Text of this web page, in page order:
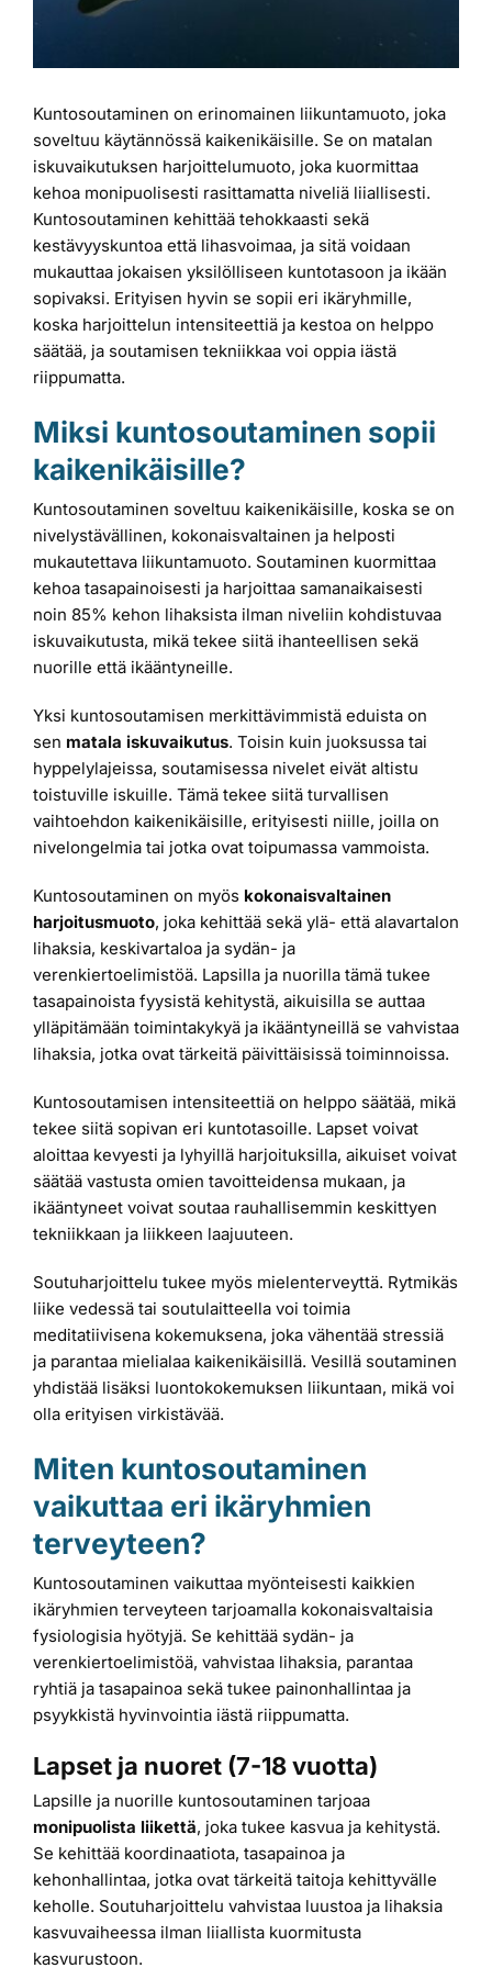
Kuntosoutaminen on erinomainen liikuntamuoto, joka
soveltuu käytännössä kaikenikäisille. Se on matalan
iskuvaikutuksen harjoittelumuoto, joka kuormittaa
kehoa monipuolisesti rasittamatta niveliä liiallisesti.
Kuntosoutaminen kehittää tehokkaasti sekä
kestävyyskuntoa että lihasvoimaa, ja sitä voidaan
mukauttaa jokaisen yksilölliseen kuntotasoon ja ikään
sopivaksi. Erityisen hyvin se sopii eri ikäryhmille,
koska harjoittelun intensiteettiä ja kestoa on helppo
säätää, ja soutamisen tekniikkaa voi oppia iästä
riippumatta.
Miksi kuntosoutaminen sopii
kaikenikäisille?
Kuntosoutaminen soveltuu kaikenikäisille, koska se on
nivelystävällinen, kokonaisvaltainen ja helposti
mukautettava liikuntamuoto. Soutaminen kuormittaa
kehoa tasapainoisesti ja harjoittaa samanaikaisesti
noin 85% kehon lihaksista ilman niveliin kohdistuvaa
iskuvaikutusta, mikä tekee siitä ihanteellisen sekä
nuorille että ikääntyneille.
Yksi kuntosoutamisen merkittävimmistä eduista on
sen matala iskuvaikutus. Toisin kuin juoksussa tai
hyppelylajeissa, soutamisessa nivelet eivät altistu
toistuville iskuille. Tämä tekee siitä turvallisen
vaihtoehdon kaikenikäisille, erityisesti niille, joilla on
nivelongelmia tai jotka ovat toipumassa vammoista.
Kuntosoutaminen on myös kokonaisvaltainen
harjoitusmuoto, joka kehittää sekä ylä- että alavartalon
lihaksia, keskivartaloa ja sydän- ja
verenkiertoelimistöä. Lapsilla ja nuorilla tämä tukee
tasapainoista fyysistä kehitystä, aikuisilla se auttaa
ylläpitämään toimintakykyä ja ikääntyneillä se vahvistaa
lihaksia, jotka ovat tärkeitä päivittäisissä toiminnoissa.
Kuntosoutamisen intensiteettiä on helppo säätää, mikä
tekee siitä sopivan eri kuntotasoille. Lapset voivat
aloittaa kevyesti ja lyhyillä harjoituksilla, aikuiset voivat
säätää vastusta omien tavoitteidensa mukaan, ja
ikääntyneet voivat soutaa rauhallisemmin keskittyen
tekniikkaan ja liikkeen laajuuteen.
Soutuharjoittelu tukee myös mielenterveyttä. Rytmikäs
liike vedessä tai soutulaitteella voi toimia
meditatiivisena kokemuksena, joka vähentää stressiä
ja parantaa mielialaa kaikenikäisillä. Vesillä soutaminen
yhdistää lisäksi luontokokemuksen liikuntaan, mikä voi
olla erityisen virkistävää.
Miten kuntosoutaminen
vaikuttaa eri ikäryhmien
terveyteen?
Kuntosoutaminen vaikuttaa myönteisesti kaikkien
ikäryhmien terveyteen tarjoamalla kokonaisvaltaisia
fysiologisia hyötyjä. Se kehittää sydän- ja
verenkiertoelimistöä, vahvistaa lihaksia, parantaa
ryhtiä ja tasapainoa sekä tukee painonhallintaa ja
psyykkistä hyvinvointia iästä riippumatta.
Lapset ja nuoret (7-18 vuotta)
Lapsille ja nuorille kuntosoutaminen tarjoaa
monipuolista liikettä, joka tukee kasvua ja kehitystä.
Se kehittää koordinaatiota, tasapainoa ja
kehonhallintaa, jotka ovat tärkeitä taitoja kehittyvälle
keholle. Soutuharjoittelu vahvistaa luustoa ja lihaksia
kasvuvaiheessa ilman liiallista kuormitusta
kasvurustoon.